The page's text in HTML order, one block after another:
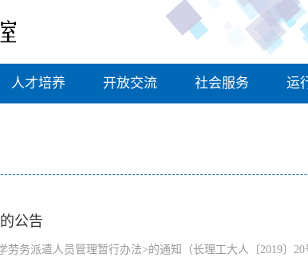
人才培养 开放交流 社会服务 运
公告
劳务派遣人员管理暂行办法>的通知（长理工大人〔2019〕